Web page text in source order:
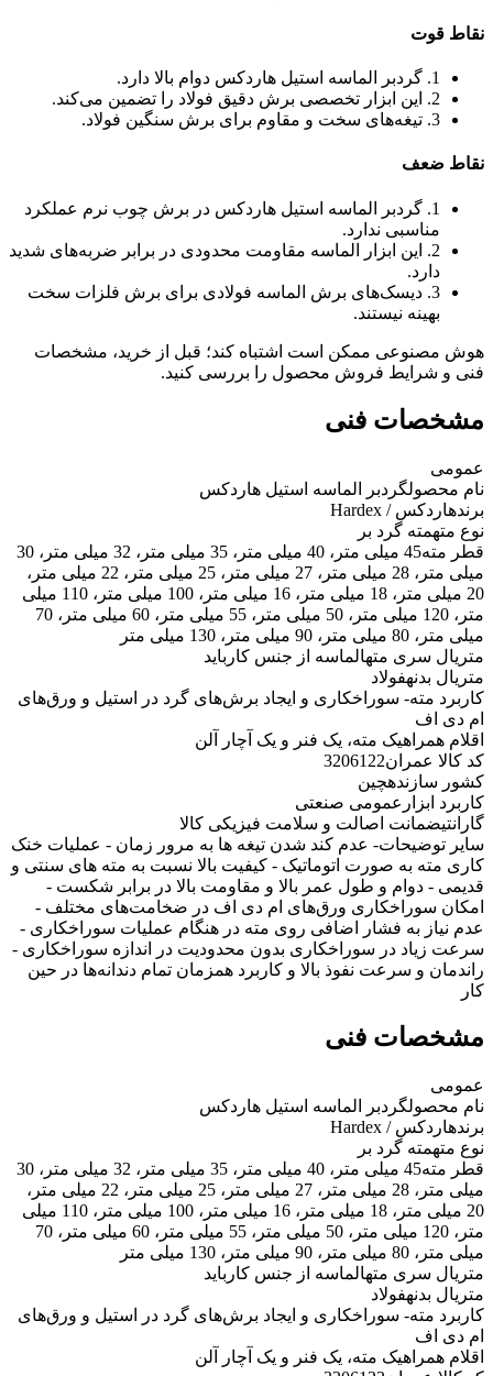
نقاط قوت
1. گردبر الماسه استیل هاردکس دوام بالا دارد.
2. این ابزار تخصصی برش دقیق فولاد را تضمین می‌کند.
3. تیغه‌های سخت و مقاوم برای برش سنگین فولاد.
نقاط ضعف
1. گردبر الماسه استیل هاردکس در برش چوب نرم عملکرد
مناسبی ندارد.
2. این ابزار الماسه مقاومت محدودی در برابر ضربه‌های شدید
دارد.
3. دیسک‌های برش الماسه فولادی برای برش فلزات سخت
بهینه نیستند.
هوش مصنوعی ممکن است اشتباه کند؛ قبل از خرید، مشخصات
فنی و شرایط فروش محصول را بررسی کنید.
مشخصات فنی
عمومی
نام محصولگردبر الماسه استیل هاردکس
برندهاردکس / Hardex
نوع متهمته گرد بر
قطر مته
45 میلی متر، 40 میلی متر، 35 میلی متر، 32 میلی متر، 30
میلی متر، 28 میلی متر، 27 میلی متر، 25 میلی متر، 22 میلی متر،
20 میلی متر، 18 میلی متر، 16 میلی متر، 100 میلی متر، 110 میلی
متر، 120 میلی متر، 50 میلی متر، 55 میلی متر، 60 میلی متر، 70
میلی متر، 80 میلی متر، 90 میلی متر، 130 میلی متر
متریال سری متهالماسه از جنس کارباید
متریال بدنهفولاد
کاربرد مته- سوراخکاری و ایجاد برش‌های گرد در استیل و ورق‌های
ام دی اف
اقلام همراهیک مته، یک فنر و یک آچار آلن
کد کالا عمران3206122
کشور سازندهچین
کاربرد ابزار عمومی صنعتی
گارانتیضمانت اصالت و سلامت فیزیکی کالا
سایر توضیحات- عدم کند شدن تیغه ها به مرور زمان - عملیات خنک
کاری مته به صورت اتوماتیک - کیفیت بالا نسبت به مته های سنتی و
قدیمی - دوام و طول عمر بالا و مقاومت بالا در برابر شکست -
امکان سوراخکاری ورق‌های ام دی اف در ضخامت‌های مختلف -
عدم نیاز به فشار اضافی روی مته در هنگام عملیات سوراخکاری -
سرعت زیاد در سوراخکاری بدون محدودیت در اندازه سوراخکاری -
راندمان و سرعت نفوذ بالا و کاربرد همزمان تمام دندانه‌ها در حین
کار
مشخصات فنی
عمومی
نام محصولگردبر الماسه استیل هاردکس
برندهاردکس / Hardex
نوع متهمته گرد بر
قطر مته
45 میلی متر، 40 میلی متر، 35 میلی متر، 32 میلی متر، 30
میلی متر، 28 میلی متر، 27 میلی متر، 25 میلی متر، 22 میلی متر،
20 میلی متر، 18 میلی متر، 16 میلی متر، 100 میلی متر، 110 میلی
متر، 120 میلی متر، 50 میلی متر، 55 میلی متر، 60 میلی متر، 70
میلی متر، 80 میلی متر، 90 میلی متر، 130 میلی متر
متریال سری متهالماسه از جنس کارباید
متریال بدنهفولاد
کاربرد مته- سوراخکاری و ایجاد برش‌های گرد در استیل و ورق‌های
ام دی اف
اقلام همراهیک مته، یک فنر و یک آچار آلن